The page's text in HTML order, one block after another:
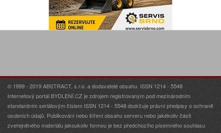
© 1999 - 2019 ABSTRACT, s.r.o. a dodavatelé obsahu. ISSN 1214 - 5548
Internetový portál BYDLENÍ.CZ je zdrojem registrovaným pod mezinárodním
standardním seriálovým číslem ISSN 1214 - 5548 dodržuje právní předpisy o ochraně
osobních údajů. Publikování nebo šíření obsahu serveru nebo jakékoliv části
zveřejněného materiálu jakoukoliv formou je bez předchozího písemného souhlasu